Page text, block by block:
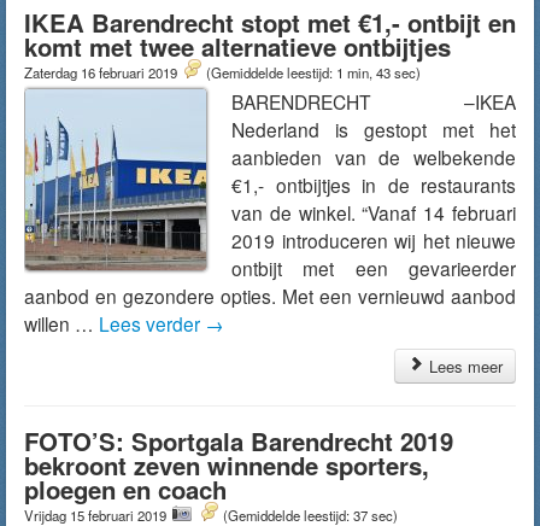
IKEA Barendrecht stopt met €1,- ontbijt en
komt met twee alternatieve ontbijtjes
Zaterdag 16 februari 2019 (Gemiddelde leestijd: 1 min, 43 sec)
BARENDRECHT –IKEA
Nederland is gestopt met het
aanbieden van de welbekende
€1,- ontbijtjes in de restaurants
van de winkel. “Vanaf 14 februari
2019 introduceren wij het nieuwe
ontbijt met een gevarieerder
aanbod en gezondere opties. Met een vernieuwd aanbod
willen … Lees verder →
Lees meer
FOTO’S: Sportgala Barendrecht 2019
bekroont zeven winnende sporters,
ploegen en coach
Vrijdag 15 februari 2019 (Gemiddelde leestijd: 37 sec)